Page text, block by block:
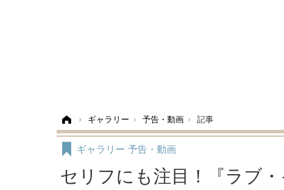
› ギャラリー › 予告・動画 › 記事
セリフにも注目！『ラブ
ギャラリー 予告・動画